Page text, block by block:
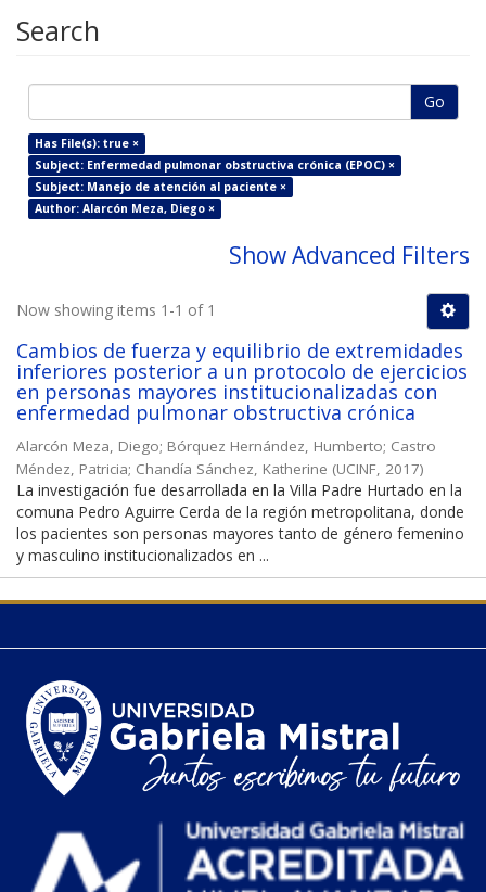
Search
Go
Has File(s): true ×
Subject: Enfermedad pulmonar obstructiva crónica (EPOC) ×
Subject: Manejo de atención al paciente ×
Author: Alarcón Meza, Diego ×
Show Advanced Filters
Now showing items 1-1 of 1
Cambios de fuerza y equilibrio de extremidades
inferiores posterior a un protocolo de ejercicios
en personas mayores institucionalizadas con
enfermedad pulmonar obstructiva crónica
Alarcón Meza, Diego; Bórquez Hernández, Humberto; Castro
Méndez, Patricia; Chandía Sánchez, Katherine (UCINF, 2017)
La investigación fue desarrollada en la Villa Padre Hurtado en la
comuna Pedro Aguirre Cerda de la región metropolitana, donde
los pacientes son personas mayores tanto de género femenino
y masculino institucionalizados en ...